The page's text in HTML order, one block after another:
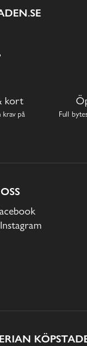
kort
på
Full